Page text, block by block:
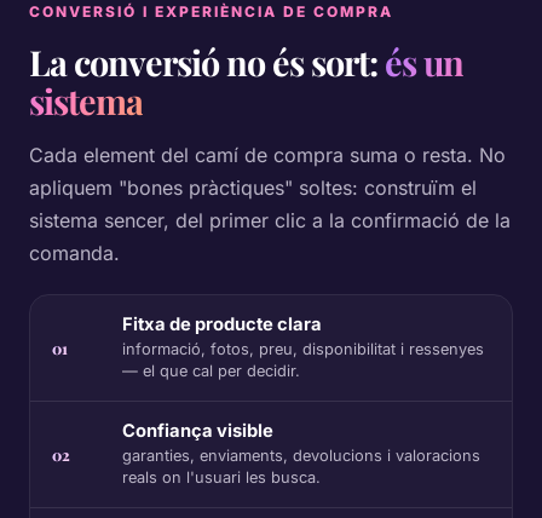
CONVERSIÓ I EXPERIÈNCIA DE COMPRA
La conversió no és sort:és un
sistema
Cada element del camí de compra suma o resta. No
apliquem "bones pràctiques" soltes: construïm el
sistema sencer, del primer clic a la confirmació de la
comanda.
01
Fitxa de producte clara
informació, fotos, preu, disponibilitat i ressenyes
— el que cal per decidir.
02
Confiança visible
garanties, enviaments, devolucions i valoracions
reals on l'usuari les busca.